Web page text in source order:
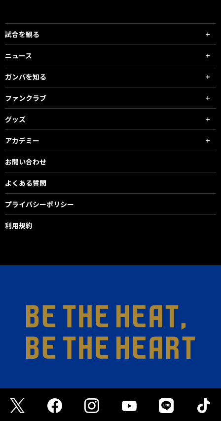
試合を観る
ニュース
ガンバを知る
ファンクラブ
グッズ
アカデミー
お問い合わせ
よくある質問
プライバシーポリシー
利用規約